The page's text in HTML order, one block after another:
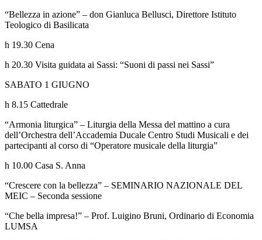
“Bellezza in azione” – don Gianluca Bellusci, Direttore Istituto
Teologico di Basilicata
h 19.30 Cena
h 20.30 Visita guidata ai Sassi: “Suoni di passi nei Sassi”
SABATO 1 GIUGNO
h 8.15 Cattedrale
“Armonia liturgica” – Liturgia della Messa del mattino a cura
dell’Orchestra dell’Accademia Ducale Centro Studi Musicali e dei
partecipanti al corso di “Operatore musicale della liturgia”
h 10.00 Casa S. Anna
“Crescere con la bellezza” – SEMINARIO NAZIONALE DEL
MEIC – Seconda sessione
“Che bella impresa!” – Prof. Luigino Bruni, Ordinario di Economia
LUMSA